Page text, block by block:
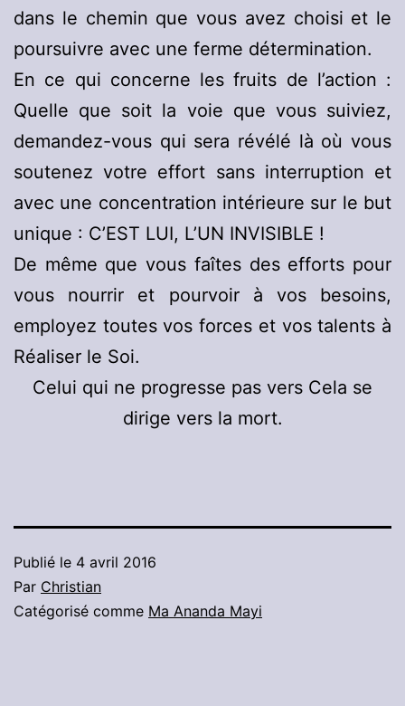
dans le chemin que vous avez choisi et le
poursuivre avec une ferme détermination.
En ce qui concerne les fruits de l’action :
Quelle que soit la voie que vous suiviez,
demandez-vous qui sera révélé là où vous
soutenez votre effort sans interruption et
avec une concentration intérieure sur le but
unique : C’EST LUI, L’UN INVISIBLE !
De même que vous faîtes des efforts pour
vous nourrir et pourvoir à vos besoins,
employez toutes vos forces et vos talents à
Réaliser le Soi.
Celui qui ne progresse pas vers Cela se
dirige vers la mort.
Publié le 4 avril 2016
Par Christian
Catégorisé comme Ma Ananda Mayi